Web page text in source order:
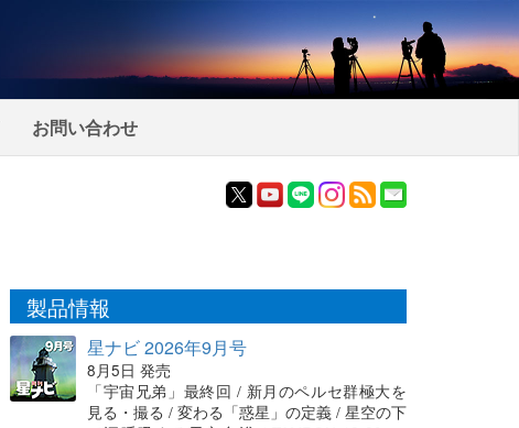
お問い合わせ
製品情報
星ナビ 2026年9月号
8月5日 発売
「宇宙兄弟」最終回 / 新月のペルセ群極大を
見る・撮る / 変わる「惑星」の定義 / 星空の下